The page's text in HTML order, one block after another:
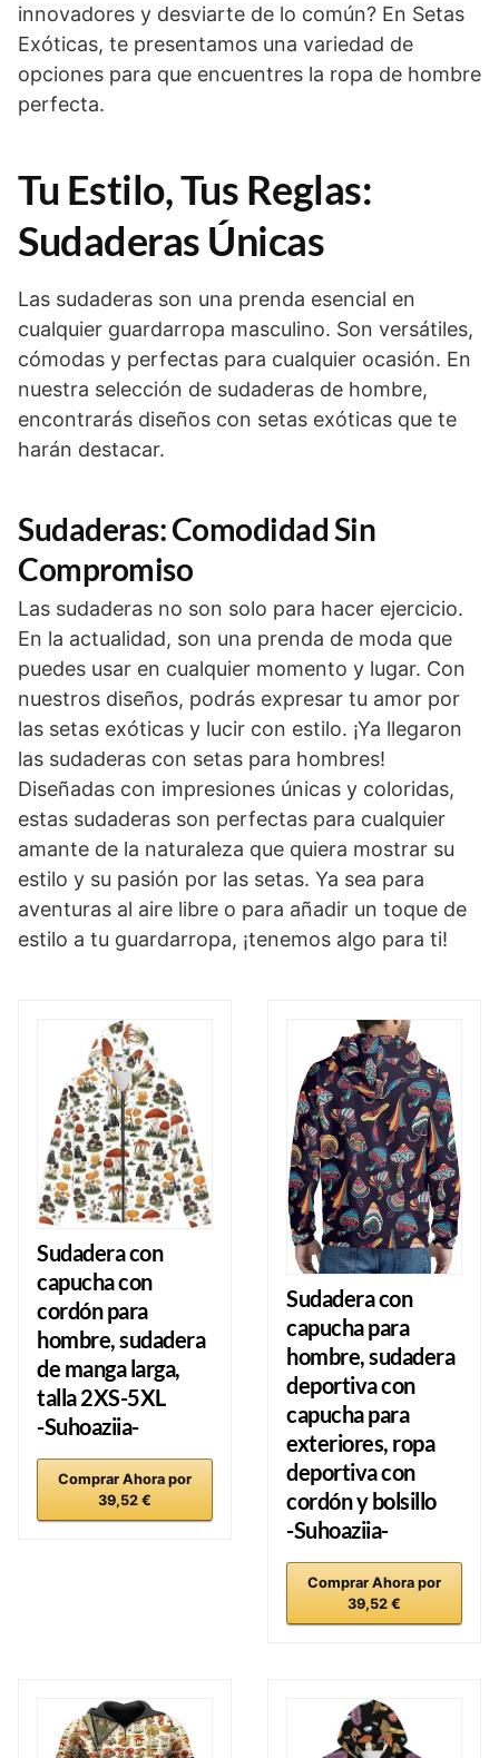
innovadores y desviarte de lo común? En Setas
Exóticas, te presentamos una variedad de
opciones para que encuentres la ropa de hombre
perfecta.
Tu Estilo, Tus Reglas:
Sudaderas Únicas
Las sudaderas son una prenda esencial en
cualquier guardarropa masculino. Son versátiles,
cómodas y perfectas para cualquier ocasión. En
nuestra selección de sudaderas de hombre,
encontrarás diseños con setas exóticas que te
harán destacar.
Sudaderas: Comodidad Sin
Compromiso
Las sudaderas no son solo para hacer ejercicio.
En la actualidad, son una prenda de moda que
puedes usar en cualquier momento y lugar. Con
nuestros diseños, podrás expresar tu amor por
las setas exóticas y lucir con estilo. ¡Ya llegaron
las sudaderas con setas para hombres!
Diseñadas con impresiones únicas y coloridas,
estas sudaderas son perfectas para cualquier
amante de la naturaleza que quiera mostrar su
estilo y su pasión por las setas. Ya sea para
aventuras al aire libre o para añadir un toque de
estilo a tu guardarropa, ¡tenemos algo para ti!
Sudadera con
capucha con
cordón para
hombre, sudadera
de manga larga,
talla 2XS-5XL
-Suhoaziia-
Comprar Ahora por
39,52 €
Sudadera con
capucha para
hombre, sudadera
deportiva con
capucha para
exteriores, ropa
deportiva con
cordón y bolsillo
-Suhoaziia-
Comprar Ahora por
39,52 €